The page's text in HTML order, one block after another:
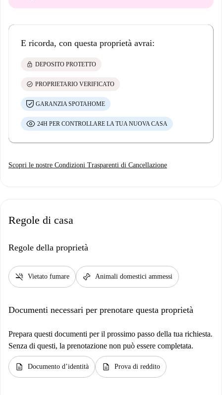
E ricorda, con questa proprietà avrai:
lock DEPOSITO PROTETTO
check_circle PROPRIETARIO VERIFICATO
GARANZIA SPOTAHOME
24H PER CONTROLLARE LA TUA NUOVA CASA
Scopri le nostre Condizioni Trasparenti di Cancellazione
Regole di casa
Regole della proprietà
smoke_free Vietato fumare pet_supplies Animali domestici ammessi
Documenti necessari per prenotare questa proprietà
Prepara questi documenti per il prossimo passo della tua richiesta.
Senza di questi, la prenotazione non può essere completata.
description Documento d’identità description Prova di reddito